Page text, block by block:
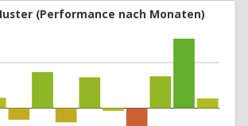
(Performance nach Monaten)